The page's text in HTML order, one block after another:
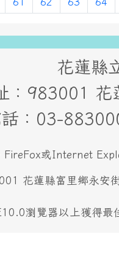
花蓮縣
：983001 花
話：03-
FireFox或Internet
花蓮縣富里鄉永
瀏覽器以上獲得最